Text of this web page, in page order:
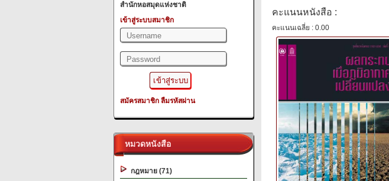
สำนักหอสมุดแห่งชาติ
เข้าสู่ระบบสมาชิก
สมัครสมาชิก ลืมรหัสผ่าน
หมวดหนังสือ
กฎหมาย (71)
คะแนนหนังสือ :
คะแนนเฉลี่ย : 0.00